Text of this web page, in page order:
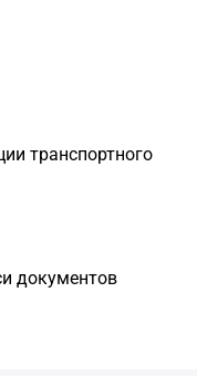
транспортного
документов